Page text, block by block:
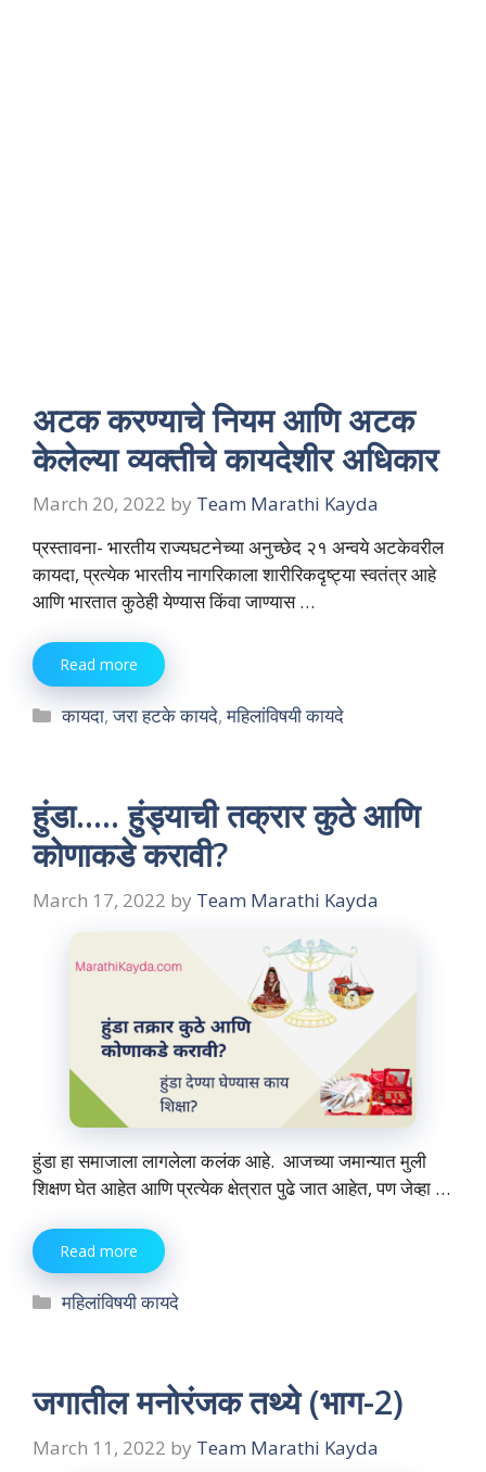
अटक करण्याचे नियम आणि अटक
केलेल्या व्यक्तीचे कायदेशीर अधिकार
March 20, 2022 by Team Marathi Kayda
प्रस्तावना- भारतीय राज्यघटनेच्या अनुच्छेद २१ अन्वये अटकेवरील
कायदा, प्रत्येक भारतीय नागरिकाला शारीरिकदृष्ट्या स्वतंत्र आहे
आणि भारतात कुठेही येण्यास किंवा जाण्यास …
Read more
Categories
कायदा,जरा हटके कायदे,महिलांविषयी कायदे
हुंडा….. हुंड्याची तक्रार कुठे आणि
कोणाकडे करावी?
March 17, 2022 by Team Marathi Kayda
हुंडा हा समाजाला लागलेला कलंक आहे. आजच्या जमान्यात मुली
शिक्षण घेत आहेत आणि प्रत्येक क्षेत्रात पुढे जात आहेत, पण जेव्हा …
Read more
Categories
महिलांविषयी कायदे
जगातील मनोरंजक तथ्ये (भाग-2)
March 11, 2022 by Team Marathi Kayda